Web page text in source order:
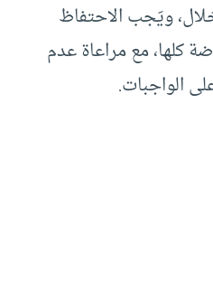
ويَجب الاحتفاظ
كلها، مع مراعاة عدم
الواجبات.